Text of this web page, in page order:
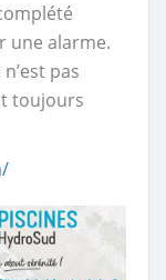
une alarme.
pas
toujours